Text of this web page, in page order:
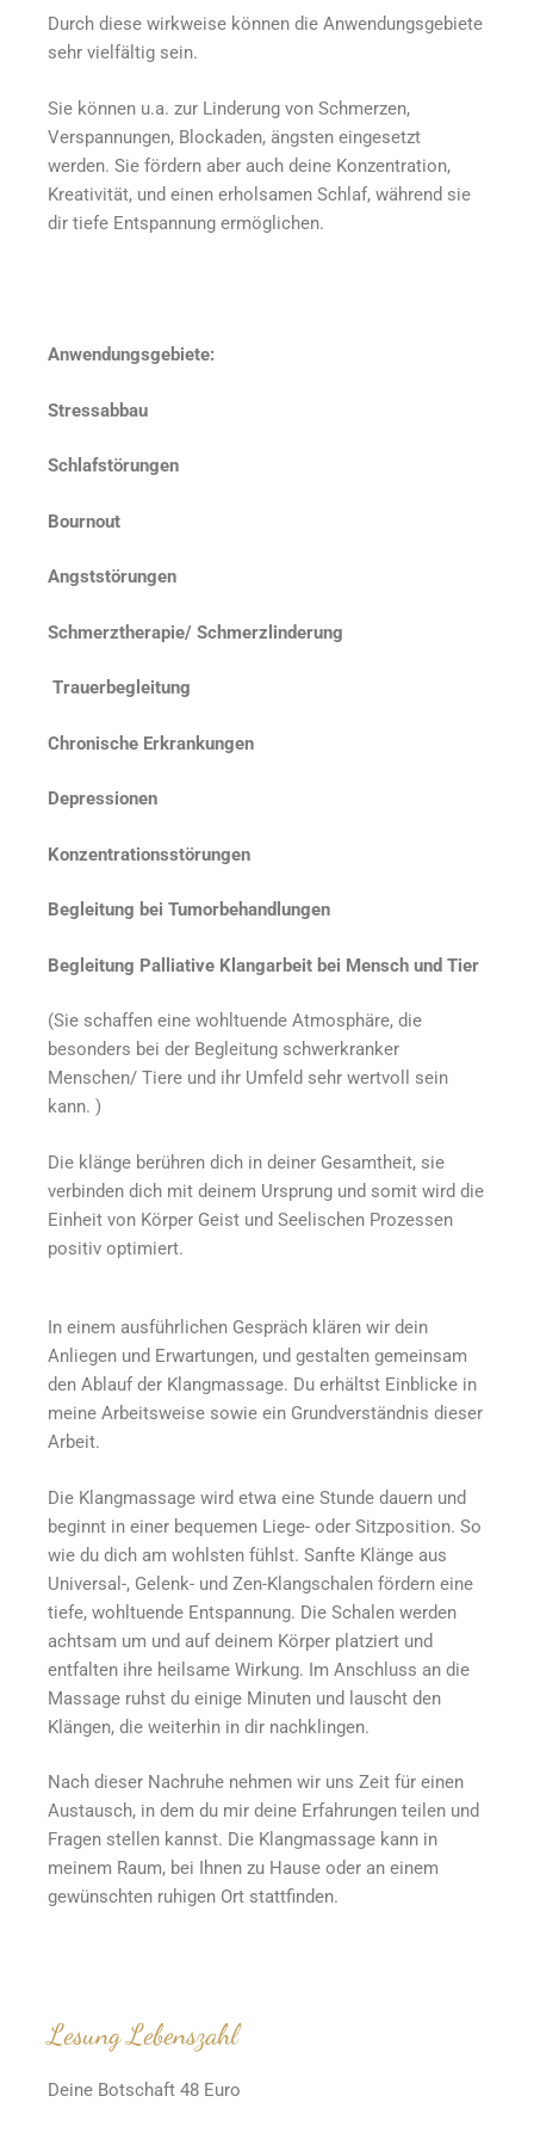
Durch diese wirkweise können die Anwendungsgebiete
sehr vielfältig sein.
Sie können u.a. zur Linderung von Schmerzen,
Verspannungen, Blockaden, ängsten eingesetzt
werden. Sie fördern aber auch deine Konzentration,
Kreativität, und einen erholsamen Schlaf, während sie
dir tiefe Entspannung ermöglichen.
Anwendungsgebiete:
Stressabbau
Schlafstörungen
Bournout
Angststörungen
Schmerztherapie/ Schmerzlinderung
Trauerbegleitung
Chronische Erkrankungen
Depressionen
Konzentrationsstörungen
Begleitung bei Tumorbehandlungen
Begleitung Palliative Klangarbeit bei Mensch und Tier
(Sie schaffen eine wohltuende Atmosphäre, die
besonders bei der Begleitung schwerkranker
Menschen/ Tiere und ihr Umfeld sehr wertvoll sein
kann. )
Die klänge berühren dich in deiner Gesamtheit, sie
verbinden dich mit deinem Ursprung und somit wird die
Einheit von Körper Geist und Seelischen Prozessen
positiv optimiert.
In einem ausführlichen Gespräch klären wir dein
Anliegen und Erwartungen, und gestalten gemeinsam
den Ablauf der Klangmassage. Du erhältst Einblicke in
meine Arbeitsweise sowie ein Grundverständnis dieser
Arbeit.
Die Klangmassage wird etwa eine Stunde dauern und
beginnt in einer bequemen Liege- oder Sitzposition. So
wie du dich am wohlsten fühlst. Sanfte Klänge aus
Universal-, Gelenk- und Zen-Klangschalen fördern eine
tiefe, wohltuende Entspannung. Die Schalen werden
achtsam um und auf deinem Körper platziert und
entfalten ihre heilsame Wirkung. Im Anschluss an die
Massage ruhst du einige Minuten und lauscht den
Klängen, die weiterhin in dir nachklingen.
Nach dieser Nachruhe nehmen wir uns Zeit für einen
Austausch, in dem du mir deine Erfahrungen teilen und
Fragen stellen kannst. Die Klangmassage kann in
meinem Raum, bei Ihnen zu Hause oder an einem
gewünschten ruhigen Ort stattfinden.
Lesung Lebenszahl
Deine Botschaft 48 Euro